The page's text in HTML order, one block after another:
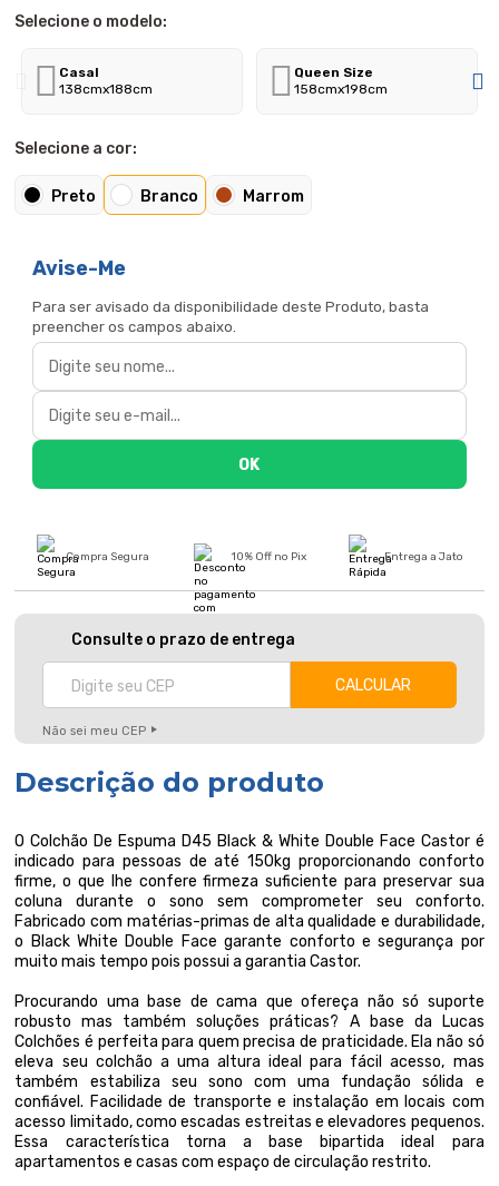
Selecione o modelo:
Casal
138cmx188cm
Queen Size
158cmx198cm
Selecione a cor:
Preto Branco Marrom
Avise-Me
Para ser avisado da disponibilidade deste Produto, basta
preencher os campos abaixo.
Compra Segura 10% Off no Pix Entrega a Jato
Consulte o prazo de entrega
Não sei meu CEP
Descrição do produto
O Colchão De Espuma D45 Black & White Double Face Castor é
indicado para pessoas de até 150kg proporcionando conforto
firme, o que lhe confere firmeza suficiente para preservar sua
coluna durante o sono sem comprometer seu conforto.
Fabricado com matérias-primas de alta qualidade e durabilidade,
o Black White Double Face garante conforto e segurança por
muito mais tempo pois possui a garantia Castor.
Procurando uma base de cama que ofereça não só suporte
robusto mas também soluções práticas? A base da Lucas
Colchões é perfeita para quem precisa de praticidade. Ela não só
eleva seu colchão a uma altura ideal para fácil acesso, mas
também estabiliza seu sono com uma fundação sólida e
confiável. Facilidade de transporte e instalação em locais com
acesso limitado, como escadas estreitas e elevadores pequenos.
Essa característica torna a base bipartida ideal para
apartamentos e casas com espaço de circulação restrito.